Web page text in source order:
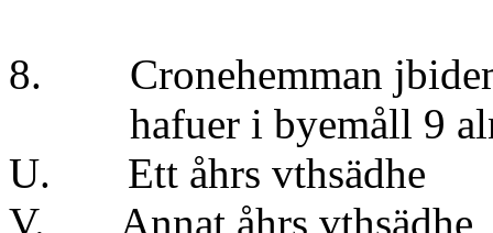
8. Cronehemman
hafuer i byemåll 9
U. Ett åhrs
V. Annat åhrs